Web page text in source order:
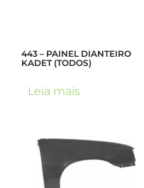
443 – PAINEL DIANTEIRO
KADET (TODOS)
Leia mais